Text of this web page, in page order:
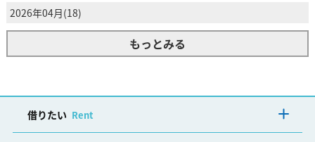
2026年04月(18)
もっとみる
借りたい Rent